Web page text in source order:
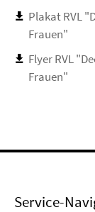
Plakat RVL
Frauen"
Flyer RVL
Frauen"
Service-